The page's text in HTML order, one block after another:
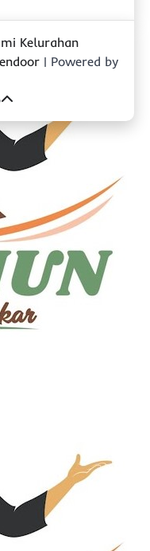
Kelurahan
| Powered by